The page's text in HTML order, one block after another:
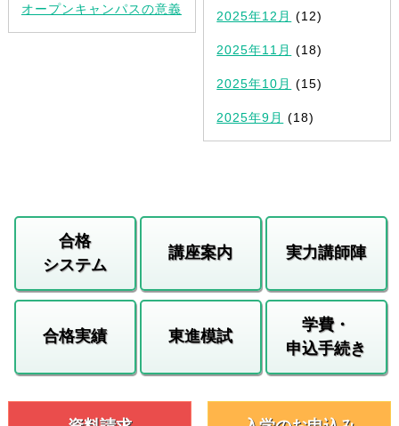
オープンキャンパスの意義
2025年12月 (12)
2025年11月 (18)
2025年10月 (15)
2025年9月 (18)
合格
システム
講座案内 実力講師陣
合格実績 東進模試
学費・
申込手続き